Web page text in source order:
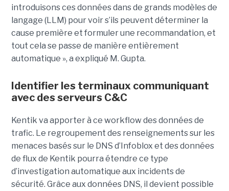
introduisons ces données dans de grands modèles de
langage (LLM) pour voir s’ils peuvent déterminer la
cause première et formuler une recommandation, et
tout cela se passe de manière entièrement
automatique », a expliqué M. Gupta.
Identifier les terminaux communiquant
avec des serveurs C&C
Kentik va apporter à ce workflow des données de
trafic. Le regroupement des renseignements sur les
menaces basés sur le DNS d’Infoblox et des données
de flux de Kentik pourra étendre ce type
d’investigation automatique aux incidents de
sécurité. Grâce aux données DNS, il devient possible